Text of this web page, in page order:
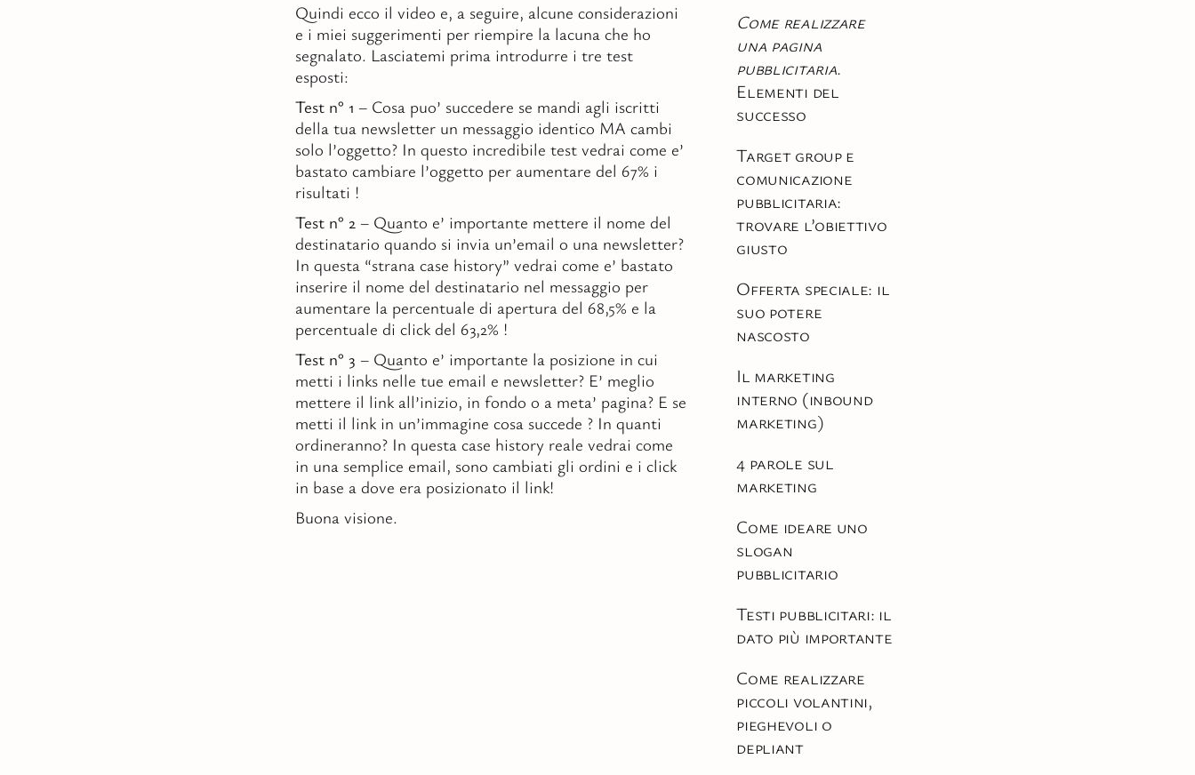
Quindi ecco il video e, a seguire, alcune considerazioni
e i miei suggerimenti per riempire la lacuna che ho
segnalato. Lasciatemi prima introdurre i tre test
esposti:
Test n° 1 – Cosa puo’ succedere se mandi agli iscritti
della tua newsletter un messaggio identico MA cambi
solo l’oggetto? In questo incredibile test vedrai come e’
bastato cambiare l’oggetto per aumentare del 67% i
risultati !
Test n° 2 – Quanto e’ importante mettere il nome del
destinatario quando si invia un’email o una newsletter?
In questa “strana case history” vedrai come e’ bastato
inserire il nome del destinatario nel messaggio per
aumentare la percentuale di apertura del 68,5% e la
percentuale di click del 63,2% !
Test n° 3 – Quanto e’ importante la posizione in cui
metti i links nelle tue email e newsletter? E’ meglio
mettere il link all’inizio, in fondo o a meta’ pagina? E se
metti il link in un’immagine cosa succede ? In quanti
ordineranno? In questa case history reale vedrai come
in una semplice email, sono cambiati gli ordini e i click
in base a dove era posizionato il link!
Buona visione.
Come realizzare
una pagina
pubblicitaria.
Elementi del
successo
Target group e
comunicazione
pubblicitaria:
trovare l’obiettivo
giusto
Offerta speciale: il
suo potere
nascosto
Il marketing
interno (inbound
marketing)
4 parole sul
marketing
Come ideare uno
slogan
pubblicitario
Testi pubblicitari: il
dato più importante
Come realizzare
piccoli volantini,
pieghevoli o
depliant